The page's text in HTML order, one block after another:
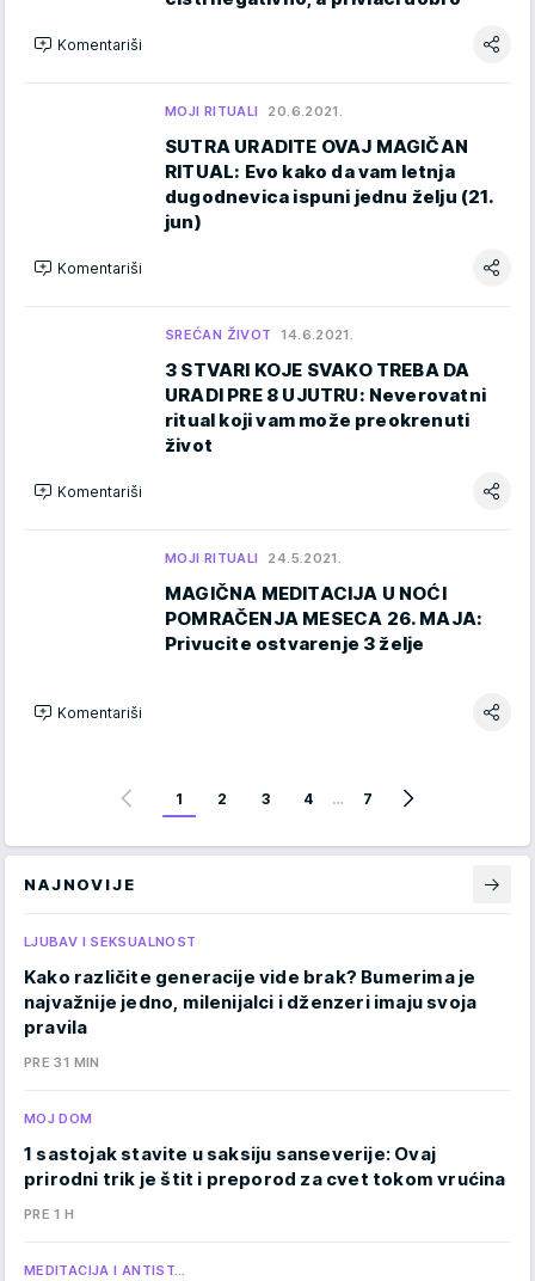
Komentariši
MOJI RITUALI 20.6.2021.
SUTRA URADITE OVAJ MAGIČAN
RITUAL: Evo kako da vam letnja
dugodnevica ispuni jednu želju (21.
jun)
Komentariši
SREĆAN ŽIVOT 14.6.2021.
3 STVARI KOJE SVAKO TREBA DA
URADI PRE 8 UJUTRU: Neverovatni
ritual koji vam može preokrenuti
život
Komentariši
MOJI RITUALI 24.5.2021.
MAGIČNA MEDITACIJA U NOĆI
POMRAČENJA MESECA 26. MAJA:
Privucite ostvarenje 3 želje
Komentariši
1 2 3 4 … 7
NAJNOVIJE
LJUBAV I SEKSUALNOST
Kako različite generacije vide brak? Bumerima je
najvažnije jedno, milenijalci i dženzeri imaju svoja
pravila
PRE 31 MIN
MOJ DOM
1 sastojak stavite u saksiju sanseverije: Ovaj
prirodni trik je štit i preporod za cvet tokom vrućina
PRE 1 H
MEDITACIJA I ANTIST…